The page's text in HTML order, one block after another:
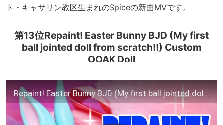
ト・キャサリン教区生まれのSpiceの新曲MVです。
第13位Repaint! Easter Bunny BJD (My first
ball jointed doll from scratch!!) Custom
OOAK Doll
Repaint! Easter Bunny BJD (My first ball jointed doll from scratch!!) Custom OOAK Doll